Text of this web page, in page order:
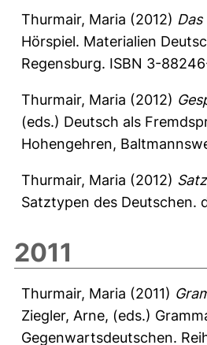
Thurmair, Maria (2012)
Hörspiel. Materialien
Regensburg. ISBN 3-
Thurmair, Maria (2012)
(eds.) Deutsch als
Hohengehren,
Thurmair, Maria (2012)
Satztypen des Deutschen.
2011
Thurmair, Maria (2011)
Ziegler, Arne, (eds.)
Gegenwartsdeutschen.